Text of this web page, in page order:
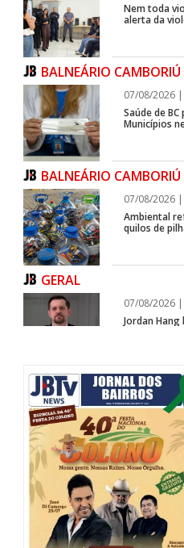
Nem toda
alerta da
BALNEÁRIO CAMBORIÚ
07/08/2026
Saúde de
Municípios
BALNEÁRIO CAMBORIÚ
07/08/2026
Ambiental
quilos de
GERAL
07/08/2026
Jordan
ITAPEMA
07/08/2026 |
Prefeitura
para
ITAPEMA
07/08/2026 |
Itapema se
região